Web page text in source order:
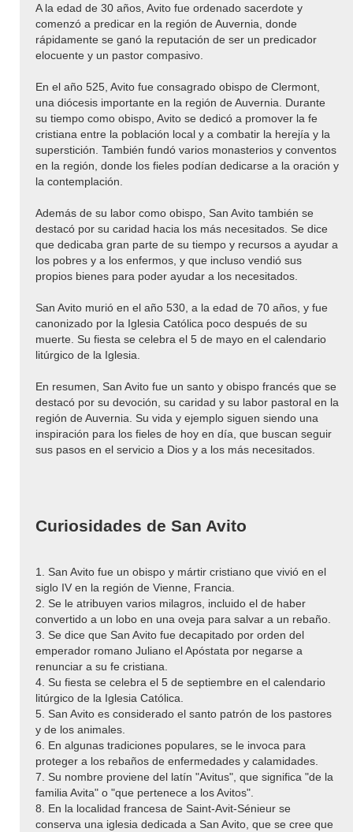
A la edad de 30 años, Avito fue ordenado sacerdote y
comenzó a predicar en la región de Auvernia, donde
rápidamente se ganó la reputación de ser un predicador
elocuente y un pastor compasivo.
En el año 525, Avito fue consagrado obispo de Clermont,
una diócesis importante en la región de Auvernia. Durante
su tiempo como obispo, Avito se dedicó a promover la fe
cristiana entre la población local y a combatir la herejía y la
superstición. También fundó varios monasterios y conventos
en la región, donde los fieles podían dedicarse a la oración y
la contemplación.
Además de su labor como obispo, San Avito también se
destacó por su caridad hacia los más necesitados. Se dice
que dedicaba gran parte de su tiempo y recursos a ayudar a
los pobres y a los enfermos, y que incluso vendió sus
propios bienes para poder ayudar a los necesitados.
San Avito murió en el año 530, a la edad de 70 años, y fue
canonizado por la Iglesia Católica poco después de su
muerte. Su fiesta se celebra el 5 de mayo en el calendario
litúrgico de la Iglesia.
En resumen, San Avito fue un santo y obispo francés que se
destacó por su devoción, su caridad y su labor pastoral en la
región de Auvernia. Su vida y ejemplo siguen siendo una
inspiración para los fieles de hoy en día, que buscan seguir
sus pasos en el servicio a Dios y a los más necesitados.
Curiosidades de San Avito
1. San Avito fue un obispo y mártir cristiano que vivió en el
siglo IV en la región de Vienne, Francia.
2. Se le atribuyen varios milagros, incluido el de haber
convertido a un lobo en una oveja para salvar a un rebaño.
3. Se dice que San Avito fue decapitado por orden del
emperador romano Juliano el Apóstata por negarse a
renunciar a su fe cristiana.
4. Su fiesta se celebra el 5 de septiembre en el calendario
litúrgico de la Iglesia Católica.
5. San Avito es considerado el santo patrón de los pastores
y de los animales.
6. En algunas tradiciones populares, se le invoca para
proteger a los rebaños de enfermedades y calamidades.
7. Su nombre proviene del latín "Avitus", que significa "de la
familia Avita" o "que pertenece a los Avitos".
8. En la localidad francesa de Saint-Avit-Sénieur se
conserva una iglesia dedicada a San Avito, que se cree que